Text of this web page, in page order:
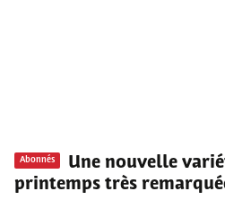
Abonnés
Une nouvelle
printemps très